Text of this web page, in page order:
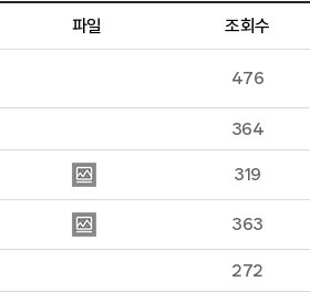
파일 조회수
476
364
319
363
272